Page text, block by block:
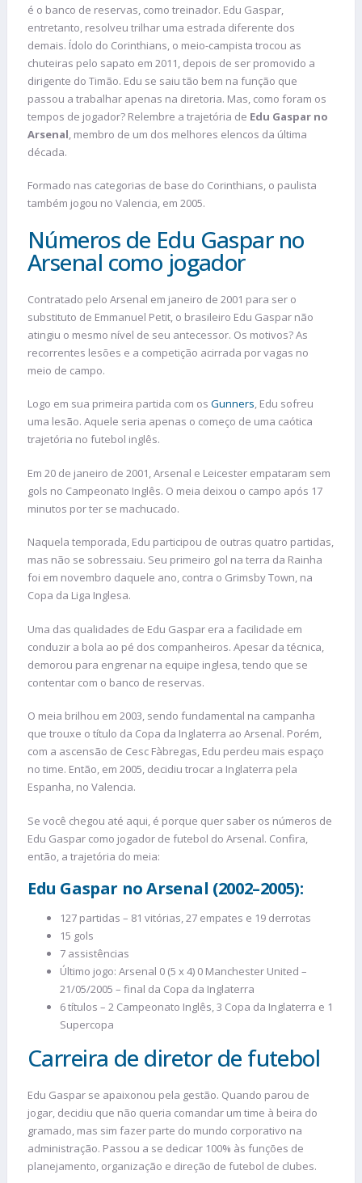
é o banco de reservas, como treinador. Edu Gaspar,
entretanto, resolveu trilhar uma estrada diferente dos
demais. Ídolo do Corinthians, o meio-campista trocou as
chuteiras pelo sapato em 2011, depois de ser promovido a
dirigente do Timão. Edu se saiu tão bem na função que
passou a trabalhar apenas na diretoria. Mas, como foram os
tempos de jogador? Relembre a trajetória de Edu Gaspar no
Arsenal, membro de um dos melhores elencos da última
década.
Formado nas categorias de base do Corinthians, o paulista
também jogou no Valencia, em 2005.
Números de Edu Gaspar no
Arsenal como jogador
Contratado pelo Arsenal em janeiro de 2001 para ser o
substituto de Emmanuel Petit, o brasileiro Edu Gaspar não
atingiu o mesmo nível de seu antecessor. Os motivos? As
recorrentes lesões e a competição acirrada por vagas no
meio de campo.
Logo em sua primeira partida com os Gunners, Edu sofreu
uma lesão. Aquele seria apenas o começo de uma caótica
trajetória no futebol inglês.
Em 20 de janeiro de 2001, Arsenal e Leicester empataram sem
gols no Campeonato Inglês. O meia deixou o campo após 17
minutos por ter se machucado.
Naquela temporada, Edu participou de outras quatro partidas,
mas não se sobressaiu. Seu primeiro gol na terra da Rainha
foi em novembro daquele ano, contra o Grimsby Town, na
Copa da Liga Inglesa.
Uma das qualidades de Edu Gaspar era a facilidade em
conduzir a bola ao pé dos companheiros. Apesar da técnica,
demorou para engrenar na equipe inglesa, tendo que se
contentar com o banco de reservas.
O meia brilhou em 2003, sendo fundamental na campanha
que trouxe o título da Copa da Inglaterra ao Arsenal. Porém,
com a ascensão de Cesc Fàbregas, Edu perdeu mais espaço
no time. Então, em 2005, decidiu trocar a Inglaterra pela
Espanha, no Valencia.
Se você chegou até aqui, é porque quer saber os números de
Edu Gaspar como jogador de futebol do Arsenal. Confira,
então, a trajetória do meia:
Edu Gaspar no Arsenal (2002–2005):
127 partidas – 81 vitórias, 27 empates e 19 derrotas
15 gols
7 assistências
Último jogo: Arsenal 0 (5 x 4) 0 Manchester United –
21/05/2005 – final da Copa da Inglaterra
6 títulos – 2 Campeonato Inglês, 3 Copa da Inglaterra e 1
Supercopa
Carreira de diretor de futebol
Edu Gaspar se apaixonou pela gestão. Quando parou de
jogar, decidiu que não queria comandar um time à beira do
gramado, mas sim fazer parte do mundo corporativo na
administração. Passou a se dedicar 100% às funções de
planejamento, organização e direção de futebol de clubes.